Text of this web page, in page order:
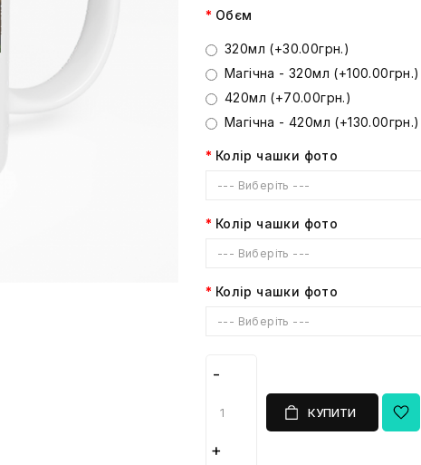
Обєм
320мл (+30.00грн.)
Магічна - 320мл (+100.00грн.)
420мл (+70.00грн.)
Магічна - 420мл (+130.00грн.)
Колір чашки фото
--- Виберіть ---
Колір чашки фото
--- Виберіть ---
Колір чашки фото
--- Виберіть ---
КУПИТИ